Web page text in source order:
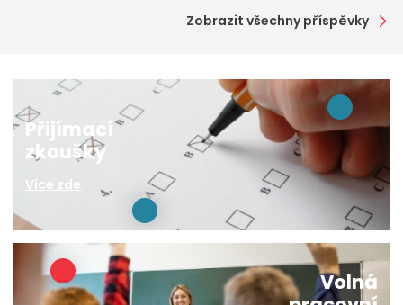
Zobrazit všechny příspěvky
Přijímací
zkoušky
Více zde
Volná